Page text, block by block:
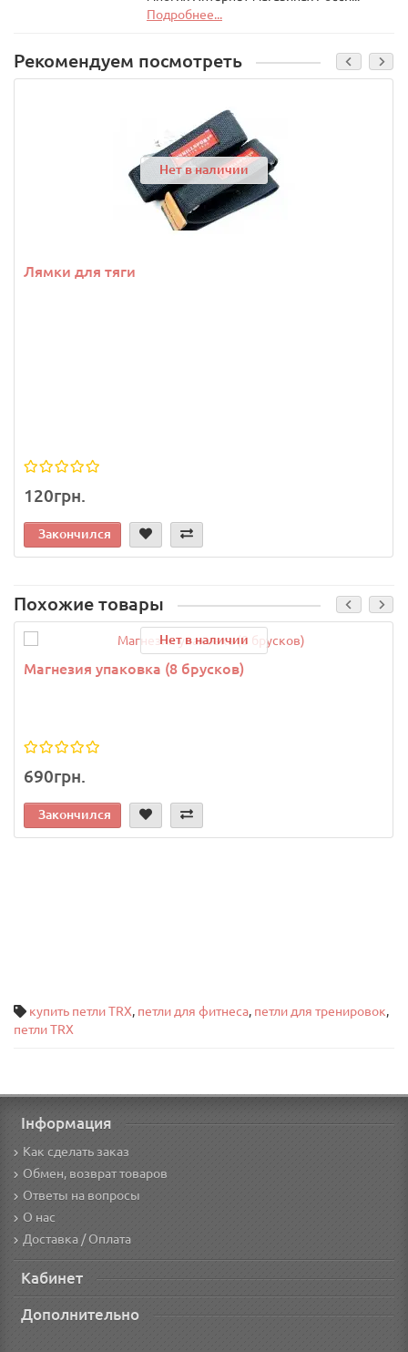
Подробнее...
Рекомендуем посмотреть
Нет в наличии
Лямки для тяги
120грн.
Закончился
Похожие товары
Нет в наличии
Магнезия упаковка (8 брусков)
690грн.
Закончился
купить петли TRX, петли для фитнеса, петли для тренировок,
петли TRX
Інформация
Как сделать заказ
Обмен, возврат товаров
Ответы на вопросы
О нас
Доставка / Оплата
Кабинет
Дополнительно